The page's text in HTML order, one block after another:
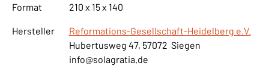
Format 210 x 15 x 140
Hersteller
Reformations-Gesellschaft-Heidelberg e.V.
Hubertusweg 47, 57072 Siegen
info@solagratia.de